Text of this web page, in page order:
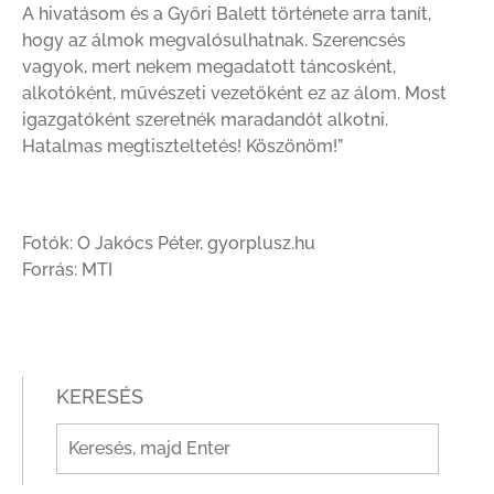
A hivatásom és a Győri Balett története arra tanít,
hogy az álmok megvalósulhatnak. Szerencsés
vagyok, mert nekem megadatott táncosként,
alkotóként, művészeti vezetőként ez az álom. Most
igazgatóként szeretnék maradandót alkotni.
Hatalmas megtiszteltetés! Köszönöm!”
Fotók: O Jakócs Péter, gyorplusz.hu
Forrás: MTI
KERESÉS